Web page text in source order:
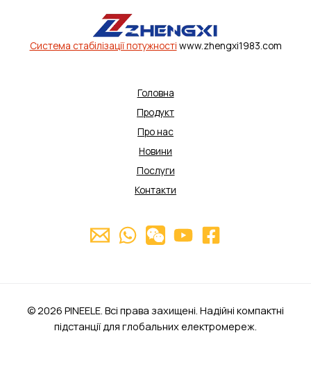
Система стабілізації потужності www.zhengxi1983.com
Головна
Продукт
Про нас
Новини
Послуги
Контакти
© 2026 PINEELE. Всі права захищені. Надійні компактні
підстанції для глобальних електромереж.